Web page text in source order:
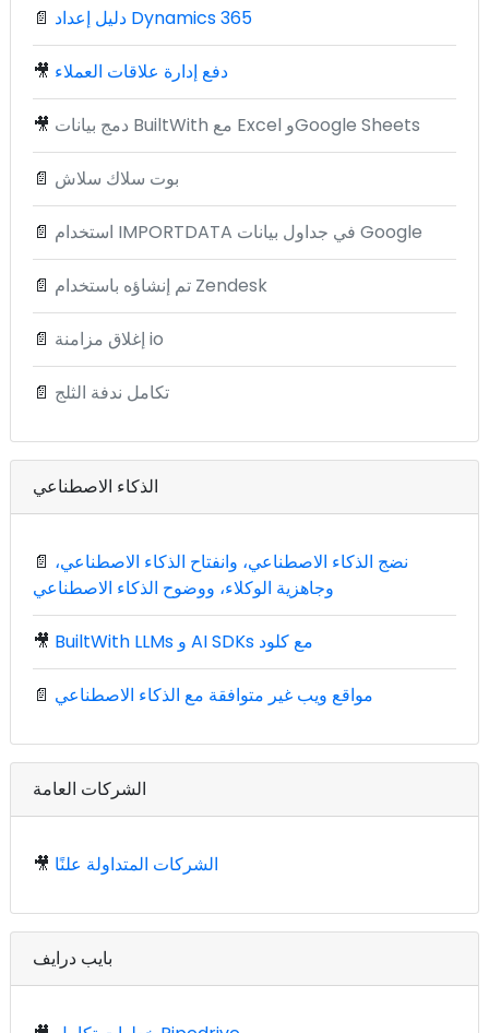
📄 دليل إعداد Dynamics 365
🎥 دفع إدارة علاقات العملاء
🎥 دمج بيانات BuiltWith مع Excel وGoogle Sheets
📄 بوت سلاك سلاش
📄 استخدام IMPORTDATA في جداول بيانات Google
📄 تم إنشاؤه باستخدام Zendesk
📄 إغلاق مزامنة io
📄 تكامل ندفة الثلج
الذكاء الاصطناعي
📄 نضج الذكاء الاصطناعي، وانفتاح الذكاء الاصطناعي،
وجاهزية الوكلاء، ووضوح الذكاء الاصطناعي
🎥 BuiltWith LLMs و AI SDKs مع كلود
📄 مواقع ويب غير متوافقة مع الذكاء الاصطناعي
الشركات العامة
🎥 الشركات المتداولة علنًا
بايب درايف